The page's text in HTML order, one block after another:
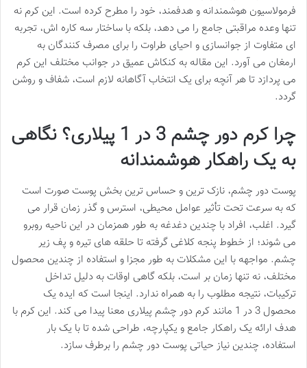
فرمولاسیون هوشمندانه و هدفمند، خود را مطرح کرده است. این کرم نه
تنها وعده مراقبتی جامع را می دهد، بلکه با ساختار سه کاره اش، تجربه
ای متفاوت از جوانسازی و احیای طراوت را برای مصرف کنندگان به
ارمغان می آورد. این مقاله به کنکاش عمیق در جوانب مختلف این کرم
می پردازد تا هر آنچه برای یک انتخاب آگاهانه لازم است، شفاف و روشن
گردد.
چرا کرم دور چشم 3 در 1 پیلاری؟ نگاهی
به یک راهکار هوشمندانه
پوست دور چشم، نازک ترین و حساس ترین بخش پوست صورت است
که به سرعت تحت تأثیر عوامل محیطی، استرس و گذر زمان قرار می
گیرد. اغلب، افراد با چندین دغدغه به طور همزمان در این ناحیه روبرو
می شوند؛ از خطوط پنجه کلاغی گرفته تا حلقه های تیره و پف زیر
چشم. مواجهه با این مشکلات به طور مجزا و استفاده از چندین محصول
مختلف، نه تنها زمان بر است، بلکه گاهی اوقات به دلیل تداخل
ترکیبات، نتیجه مطلوب را به همراه ندارد. اینجا است که ایده یک
محصول 3 در 1 مانند کرم دور چشم پیلاری معنا پیدا می کند. این کرم با
هدف ارائه یک راهکار جامع و یکپارچه، طراحی شده تا با یک بار
استفاده، چندین نیاز حیاتی پوست دور چشم را برطرف سازد.